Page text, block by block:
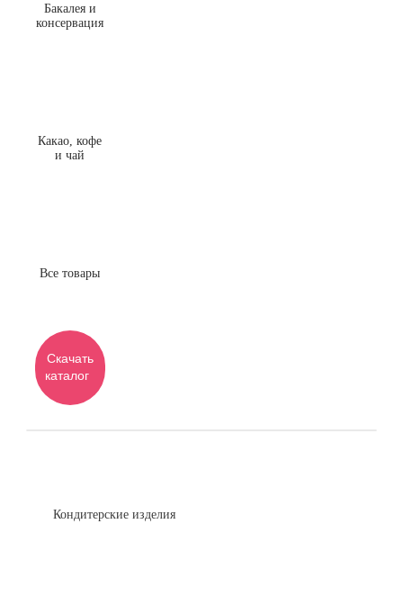
Бакалея и
консервация
Какао, кофе
и чай
Все товары
Скачать
каталог
Кондитерские изделия